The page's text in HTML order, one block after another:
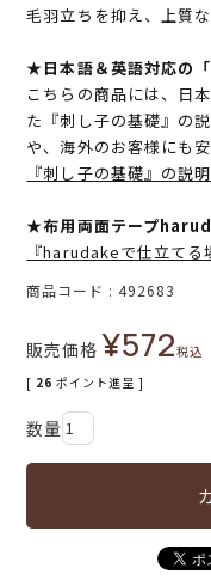
毛羽立ちを抑え、上質な
★日本語＆英語対応の
こちらの商品には、日
た『刺し子の基礎』の
や、海外のお客様にも安
『刺し子の基礎』の説
★布用両面テープ
『harudakeで仕立てる
商品コード 492683
販売価格 ¥572税込
[ 26 ポイント進呈 ]